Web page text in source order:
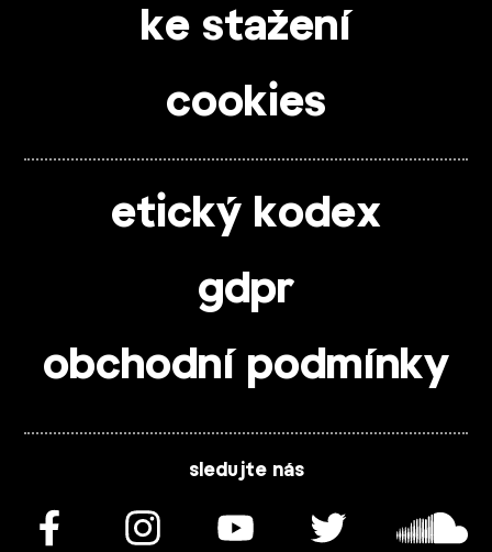
ke stažení
cookies
etický kodex
gdpr
obchodní podmínky
sledujte nás